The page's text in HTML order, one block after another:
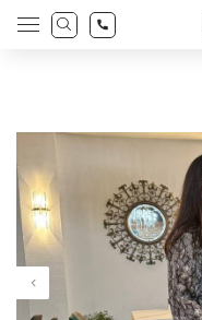
Products
search